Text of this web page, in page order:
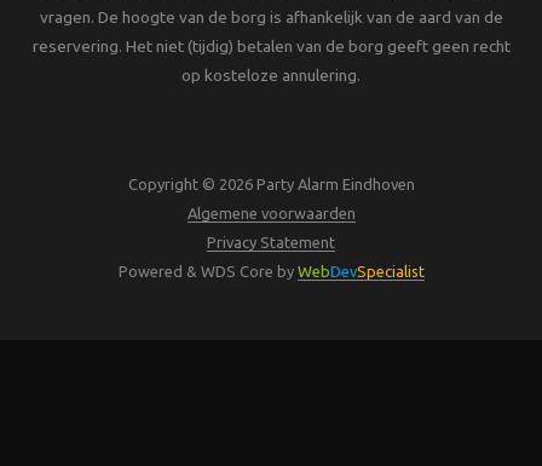
vragen. De hoogte van de borg is afhankelijk van de aard van de
reservering. Het niet (tijdig) betalen van de borg geeft geen recht
op kosteloze annulering.
Copyright © 2026 Party Alarm Eindhoven
Algemene voorwaarden
Privacy Statement
Powered & WDS Core by WebDevSpecialist